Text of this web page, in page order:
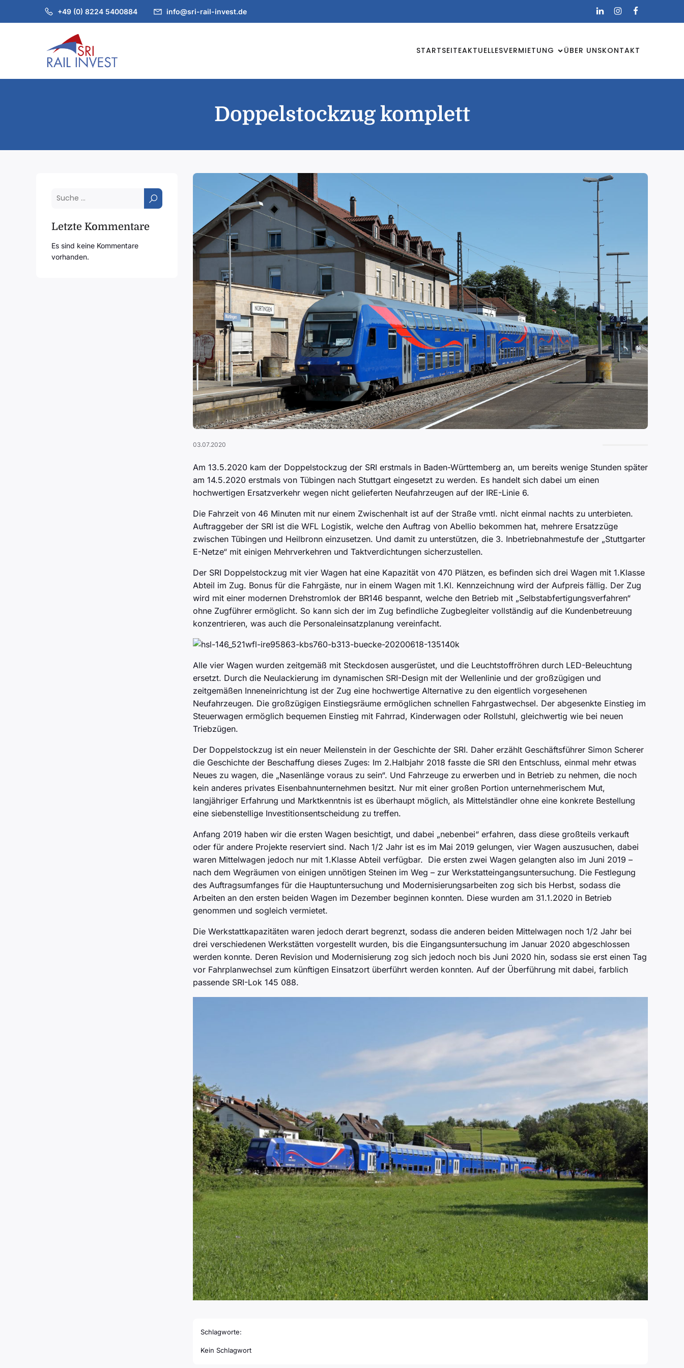
+49 (0) 8224 5400884 info@sri-rail-invest.de
STARTSEITEAKTUELLESVERMIETUNG ÜBER UNSKONTAKT
Doppelstockzug komplett
Letzte Kommentare
Es sind keine Kommentare
vorhanden.
03.07.2020
Am 13.5.2020 kam der Doppelstockzug der SRI erstmals in Baden-Württemberg an, um bereits wenige Stunden später
am 14.5.2020 erstmals von Tübingen nach Stuttgart eingesetzt zu werden. Es handelt sich dabei um einen
hochwertigen Ersatzverkehr wegen nicht gelieferten Neufahrzeugen auf der IRE-Linie 6.
Die Fahrzeit von 46 Minuten mit nur einem Zwischenhalt ist auf der Straße vmtl. nicht einmal nachts zu unterbieten.
Auftraggeber der SRI ist die WFL Logistik, welche den Auftrag von Abellio bekommen hat, mehrere Ersatzzüge
zwischen Tübingen und Heilbronn einzusetzen. Und damit zu unterstützen, die 3. Inbetriebnahmestufe der „Stuttgarter
E-Netze“ mit einigen Mehrverkehren und Taktverdichtungen sicherzustellen.
Der SRI Doppelstockzug mit vier Wagen hat eine Kapazität von 470 Plätzen, es befinden sich drei Wagen mit 1.Klasse
Abteil im Zug. Bonus für die Fahrgäste, nur in einem Wagen mit 1.Kl. Kennzeichnung wird der Aufpreis fällig. Der Zug
wird mit einer modernen Drehstromlok der BR146 bespannt, welche den Betrieb mit „Selbstabfertigungsverfahren“
ohne Zugführer ermöglicht. So kann sich der im Zug befindliche Zugbegleiter vollständig auf die Kundenbetreuung
konzentrieren, was auch die Personaleinsatzplanung vereinfacht.
Alle vier Wagen wurden zeitgemäß mit Steckdosen ausgerüstet, und die Leuchtstoffröhren durch LED-Beleuchtung
ersetzt. Durch die Neulackierung im dynamischen SRI-Design mit der Wellenlinie und der großzügigen und
zeitgemäßen Inneneinrichtung ist der Zug eine hochwertige Alternative zu den eigentlich vorgesehenen
Neufahrzeugen. Die großzügigen Einstiegsräume ermöglichen schnellen Fahrgastwechsel. Der abgesenkte Einstieg im
Steuerwagen ermöglich bequemen Einstieg mit Fahrrad, Kinderwagen oder Rollstuhl, gleichwertig wie bei neuen
Triebzügen.
Der Doppelstockzug ist ein neuer Meilenstein in der Geschichte der SRI. Daher erzählt Geschäftsführer Simon Scherer
die Geschichte der Beschaffung dieses Zuges: Im 2.Halbjahr 2018 fasste die SRI den Entschluss, einmal mehr etwas
Neues zu wagen, die „Nasenlänge voraus zu sein“. Und Fahrzeuge zu erwerben und in Betrieb zu nehmen, die noch
kein anderes privates Eisenbahnunternehmen besitzt. Nur mit einer großen Portion unternehmerischem Mut,
langjähriger Erfahrung und Marktkenntnis ist es überhaupt möglich, als Mittelständler ohne eine konkrete Bestellung
eine siebenstellige Investitionsentscheidung zu treffen.
Anfang 2019 haben wir die ersten Wagen besichtigt, und dabei „nebenbei“ erfahren, dass diese großteils verkauft
oder für andere Projekte reserviert sind. Nach 1/2 Jahr ist es im Mai 2019 gelungen, vier Wagen auszusuchen, dabei
waren Mittelwagen jedoch nur mit 1.Klasse Abteil verfügbar. Die ersten zwei Wagen gelangten also im Juni 2019 –
nach dem Wegräumen von einigen unnötigen Steinen im Weg – zur Werkstatteingangsuntersuchung. Die Festlegung
des Auftragsumfanges für die Hauptuntersuchung und Modernisierungsarbeiten zog sich bis Herbst, sodass die
Arbeiten an den ersten beiden Wagen im Dezember beginnen konnten. Diese wurden am 31.1.2020 in Betrieb
genommen und sogleich vermietet.
Die Werkstattkapazitäten waren jedoch derart begrenzt, sodass die anderen beiden Mittelwagen noch 1/2 Jahr bei
drei verschiedenen Werkstätten vorgestellt wurden, bis die Eingangsuntersuchung im Januar 2020 abgeschlossen
werden konnte. Deren Revision und Modernisierung zog sich jedoch noch bis Juni 2020 hin, sodass sie erst einen Tag
vor Fahrplanwechsel zum künftigen Einsatzort überführt werden konnten. Auf der Überführung mit dabei, farblich
passende SRI-Lok 145 088.
Schlagworte:
Kein Schlagwort